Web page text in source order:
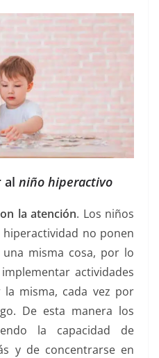
al niño hiperactivo
la atención. Los niños
no ponen
misma cosa, por lo
actividades
misma, cada vez por
De esta manera los
la capacidad de
y de concentrarse en